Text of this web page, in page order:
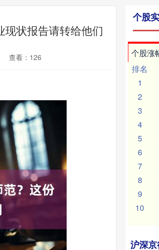
状报告请转给他们
查看：126
个股
个股涨
排名
1
2
3
4
5
6
7
8
9
10
沪深